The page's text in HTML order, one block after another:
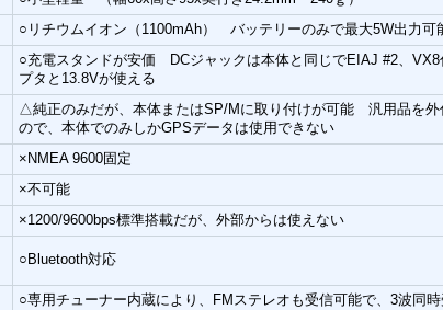
○リチウムイオン（1100mAh） バッテリーのみで最大5W出力可
○充電スタンドが安価 DCジャックは本体と同じでEIAJ #2、VX8
プタと13.8Vが使える
△純正のみだが、本体またはSP/Mに取り付けが可能 汎用品を外
ので、本体でのみしかGPSデータは使用できない
×NMEA 9600固定
×不可能
×1200/9600bps標準搭載だが、外部からは使えない
○Bluetooth対応
○専用チューナー内蔵により、FMステレオも受信可能で、3波同